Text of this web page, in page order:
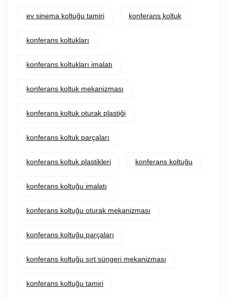
ev sinema koltuğu tamiri konferans koltuk
konferans koltukları
konferans koltukları imalatı
konferans koltuk mekanizması
konferans koltuk oturak plastiği
konferans koltuk parçaları
konferans koltuk plastikleri konferans koltuğu
konferans koltuğu imalatı
konferans koltuğu oturak mekanizması
konferans koltuğu parçaları
konferans koltuğu sırt süngeri mekanizması
konferans koltuğu tamiri